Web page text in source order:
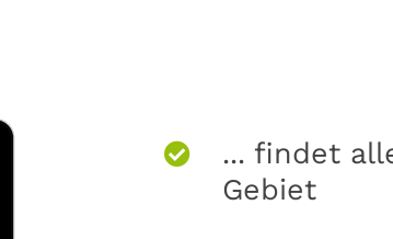
... findet
Gebiet